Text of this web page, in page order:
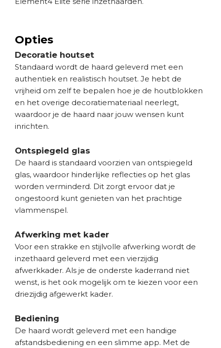
Opties
Decoratie houtset
Standaard wordt de haard geleverd met een
authentiek en realistisch houtset. Je hebt de
vrijheid om zelf te bepalen hoe je de houtblokken
en het overige decoratiemateriaal neerlegt,
waardoor je de haard naar jouw wensen kunt
inrichten.
Ontspiegeld glas
De haard is standaard voorzien van ontspiegeld
glas, waardoor hinderlijke reflecties op het glas
worden verminderd. Dit zorgt ervoor dat je
ongestoord kunt genieten van het prachtige
vlammenspel.
Afwerking met kader
Voor een strakke en stijlvolle afwerking wordt de
inzethaard geleverd met een vierzijdig
afwerkkader. Als je de onderste kaderrand niet
wenst, is het ook mogelijk om te kiezen voor een
driezijdig afgewerkt kader.
Bediening
De haard wordt geleverd met een handige
afstandsbediening en een slimme app. Met de